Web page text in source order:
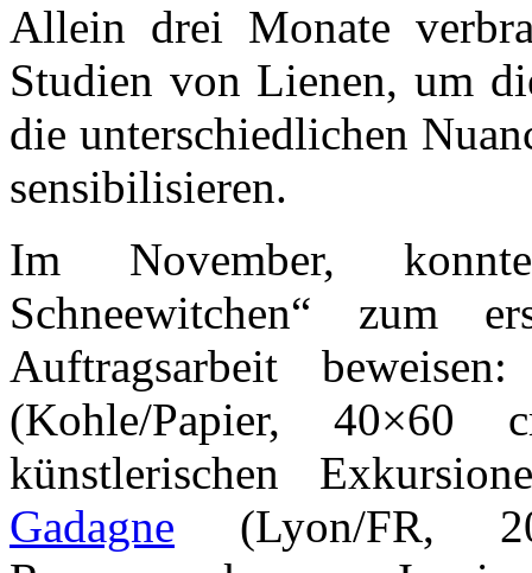
Allein drei Monate
Studien von Lienen, um
die unterschiedlichen
sensibilisieren.
Im November,
Schneewitchen“ zum
Auftragsarbeit
(Kohle/Papier,
künstlerischen
Gadagne (Lyon/FR,